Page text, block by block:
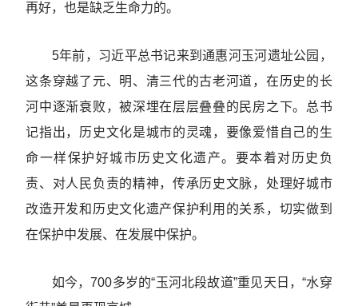
再好，也是缺乏生命力的。
5年前，习近平总书记来到通惠河玉河遗址公园，
这条穿越了元、明、清三代的古老河道，在历史的长
河中逐渐衰败，被深埋在层层叠叠的民房之下。总书
记指出，历史文化是城市的灵魂，要像爱惜自己的生
命一样保护好城市历史文化遗产。要本着对历史负
责、对人民负责的精神，传承历史文脉，处理好城市
改造开发和历史文化遗产保护利用的关系，切实做到
在保护中发展、在发展中保护。
如今，700多岁的“玉河北段故道”重见天日，“水穿